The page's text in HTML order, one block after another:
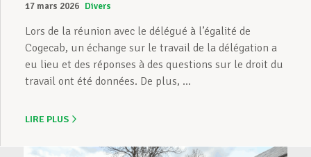
17 mars 2026 Divers
Lors de la réunion avec le délégué à l’égalité de
Cogecab, un échange sur le travail de la délégation a
eu lieu et des réponses à des questions sur le droit du
travail ont été données. De plus, ...
LIRE PLUS